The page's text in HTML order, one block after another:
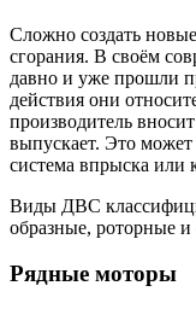
Сложно создать
сгорания. В своём
давно и уже прошли
действия они
производитель
выпускает. Это
система впрыска или
Виды ДВС
образные, роторные
Рядные моторы